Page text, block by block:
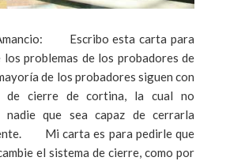
Escribo esta carta para
los problemas de los probadores de
de los probadores siguen con
de cierre de cortina, la cual no
nadie que sea capaz de cerrarla
Mi carta es para pedirle que
el sistema de cierre, como por